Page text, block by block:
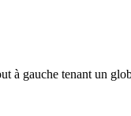
gauche tenant un